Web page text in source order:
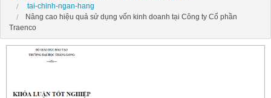
tai-chinh-ngan-hang
Nâng cao hiệu quả sử dụng vốn kinh doanh tại Công ty Cổ phần
Traenco